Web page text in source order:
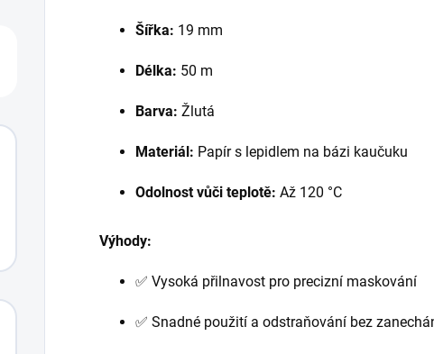
Šířka: 19 mm
Délka: 50 m
Barva: Žlutá
Materiál: Papír s lepidlem na bázi kaučuku
Odolnost vůči teplotě: Až 120 °C
Výhody:
✅ Vysoká přilnavost pro precizní maskování
✅ Snadné použití a odstraňování bez